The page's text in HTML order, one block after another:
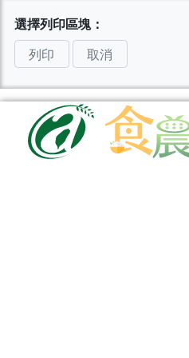
選擇列印區塊：
列印
取消